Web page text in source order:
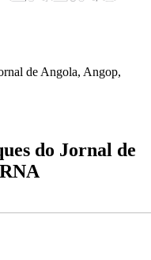
de Angola, Angop,
do Jornal de